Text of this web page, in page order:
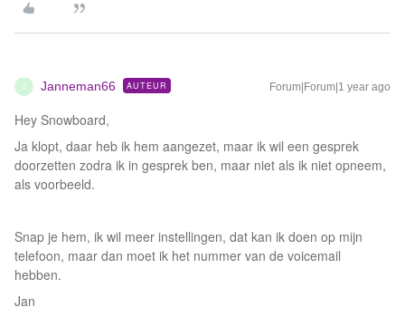
J Janneman66 AUTEUR Forum|Forum|1 year ago
Hey Snowboard,
Ja klopt, daar heb ik hem aangezet, maar ik wil een gesprek
doorzetten zodra ik in gesprek ben, maar niet als ik niet opneem,
als voorbeeld.
Snap je hem, ik wil meer instellingen, dat kan ik doen op mijn
telefoon, maar dan moet ik het nummer van de voicemail
hebben.
Jan